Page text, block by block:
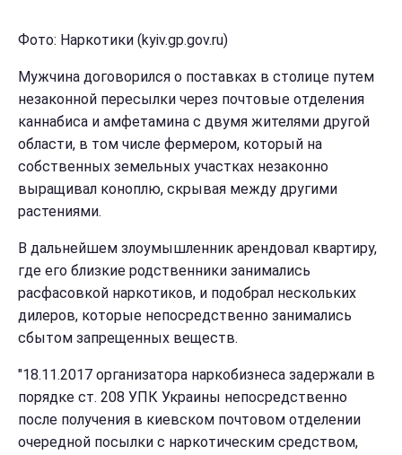
Фото: Наркотики (kyiv.gp.gov.ru)
Мужчина договорился о поставках в столице путем
незаконной пересылки через почтовые отделения
каннабиса и амфетамина с двумя жителями другой
области, в том числе фермером, который на
собственных земельных участках незаконно
выращивал коноплю, скрывая между другими
растениями.
В дальнейшем злоумышленник арендовал квартиру,
где его близкие родственники занимались
расфасовкой наркотиков, и подобрал нескольких
дилеров, которые непосредственно занимались
сбытом запрещенных веществ.
"18.11.2017 организатора наркобизнеса задержали в
порядке ст. 208 УПК Украины непосредственно
после получения в киевском почтовом отделении
очередной посылки с наркотическим средством,